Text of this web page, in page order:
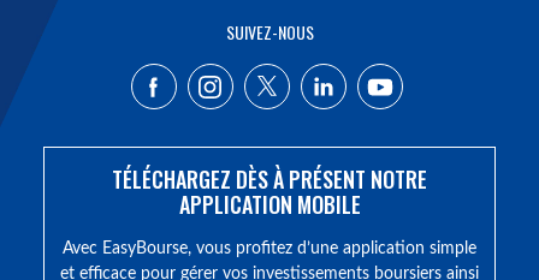
SUIVEZ-NOUS
TÉLÉCHARGEZ DÈS À PRÉSENT NOTRE
APPLICATION MOBILE
Avec EasyBourse, vous profitez d’une application simple
et efficace pour gérer vos investissements boursiers ainsi